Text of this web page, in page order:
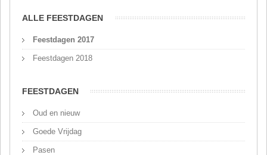
ALLE FEESTDAGEN
Feestdagen 2017
Feestdagen 2018
FEESTDAGEN
Oud en nieuw
Goede Vrijdag
Pasen